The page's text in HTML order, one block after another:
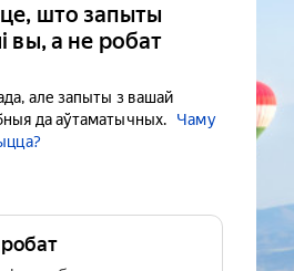
што запыты
вы, а не робат
але запыты з вашай
да аўтаматычных.
Чаму